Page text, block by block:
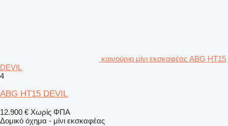
καινούριο μίνι εκσκαφέας ABG HT15
DEVIL
4
ABG HT15 DEVIL
12.900 € Χωρίς ΦΠΑ
Δομικό όχημα - μίνι εκσκαφέας